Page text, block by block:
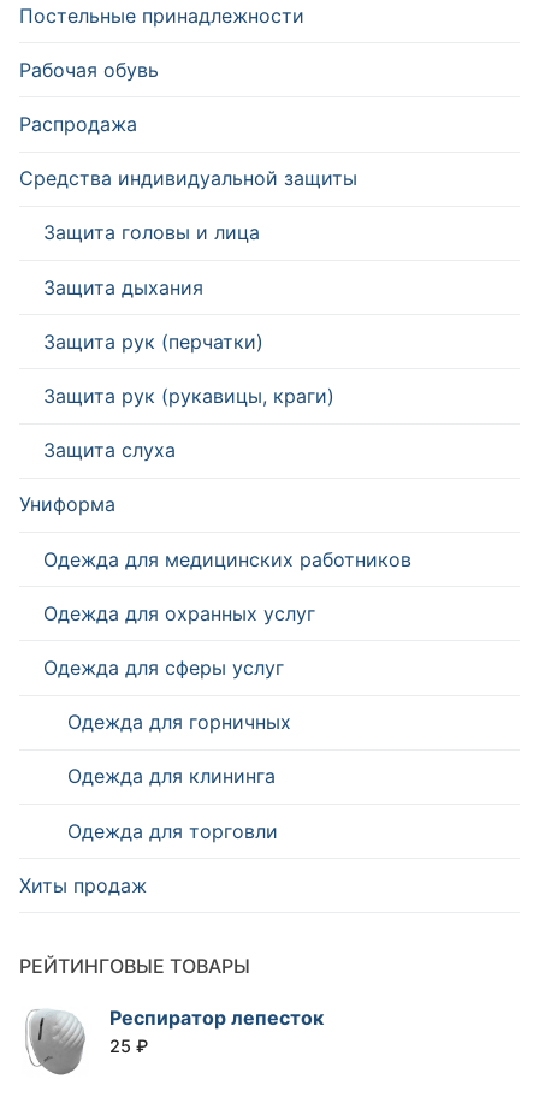
Постельные принадлежности
Рабочая обувь
Распродажа
Средства индивидуальной защиты
Защита головы и лица
Защита дыхания
Защита рук (перчатки)
Защита рук (рукавицы, краги)
Защита слуха
Униформа
Одежда для медицинских работников
Одежда для охранных услуг
Одежда для сферы услуг
Одежда для горничных
Одежда для клининга
Одежда для торговли
Хиты продаж
РЕЙТИНГОВЫЕ ТОВАРЫ
Респиратор лепесток
25 ₽